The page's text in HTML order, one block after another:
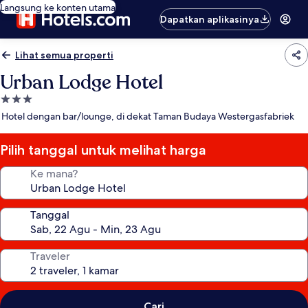
Langsung ke konten utama
Dapatkan aplikasinya
Lihat semua properti
Urban Lodge Hotel
Properti
bintang
Hotel dengan bar/lounge, di dekat Taman Budaya Westergasfabriek
Pilih tanggal untuk melihat harga
Ke mana?
Tanggal
Traveler